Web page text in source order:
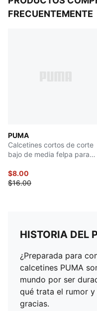
FRECUENTEMENTE
PUMA
Calcetines cortos de corte
bajo de media felpa para
$8.00
$16.00
HISTORIA DEL
¿Preparada para
calcetines PUMA
mundo por ser
qué trata el rumor
gracias.